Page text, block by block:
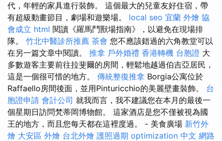
代，年輕的家具進行裝飾。 這個最大的兒童友好住宿，帶
有超級動畫節目，劇場和遊樂場。 local seo 宜蘭 外燴 協
會成立 html 閱讀《羅馬鬥獸場指南》，以避免在現場排
隊。 竹北中醫診所推薦 茶會 您不應該錯過的六角教堂可以
在另一篇文章中閱讀。 推拿 戶外婚禮 香港轉機 台胞證 大
多數遊客主要前往拉斐爾的房間，輕鬆地越過伯吉亞居民，
這是一個很可惜的地方。 傳統整復推拿 Borgia公寓位於
Raffaello房間後面，並用Pinturicchio的美麗壁畫裝飾。 台
胞證申請 會計公司 就我而言，我不建議您在本月的最後一
個星期日訪問梵蒂岡博物館。 這家酒店是您不僅被視為國
王的地方，而且您每天都在這裡度過。 - 美食廣場 新竹外
燴 大安區 外燴 台北外燴 護照過期 optimization 中文 網路